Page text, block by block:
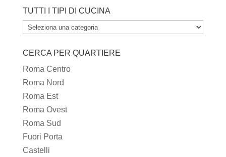
TUTTI I TIPI DI CUCINA
TUTTI
TIPI
DI
CUCINA
CERCA PER QUARTIERE
Roma Centro
Roma Nord
Roma Est
Roma Ovest
Roma Sud
Fuori Porta
Castelli